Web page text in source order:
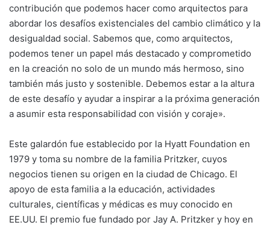
contribución que podemos hacer como arquitectos para
abordar los desafíos existenciales del cambio climático y la
desigualdad social. Sabemos que, como arquitectos,
podemos tener un papel más destacado y comprometido
en la creación no solo de un mundo más hermoso, sino
también más justo y sostenible. Debemos estar a la altura
de este desafío y ayudar a inspirar a la próxima generación
a asumir esta responsabilidad con visión y coraje».
Este galardón fue establecido por la Hyatt Foundation en
1979 y toma su nombre de la familia Pritzker, cuyos
negocios tienen su origen en la ciudad de Chicago. El
apoyo de esta familia a la educación, actividades
culturales, científicas y médicas es muy conocido en
EE.UU. El premio fue fundado por Jay A. Pritzker y hoy en